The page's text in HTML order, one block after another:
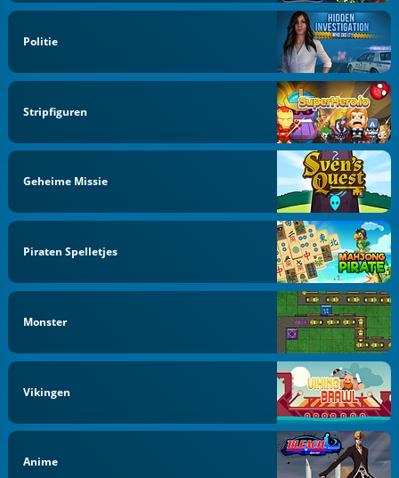
Politie
Stripfiguren
Geheime Missie
Piraten Spelletjes
Monster
Vikingen
Anime